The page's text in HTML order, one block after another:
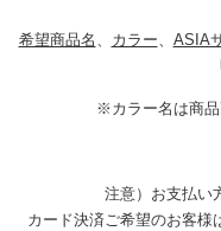
希望商品名 、 カラー、 ASIA
※カラー名は商
注意）お支払い
カード決済ご希望のお客様